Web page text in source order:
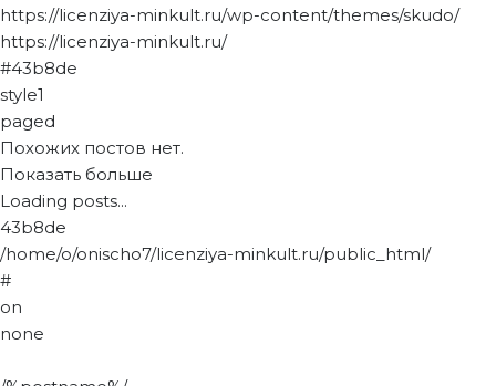
https://licenziya-minkult.ru/wp-content/themes/skudo/
https://licenziya-minkult.ru/
#43b8de
style1
paged
Похожих постов нет.
Показать больше
Loading posts...
43b8de
/home/o/onischo7/licenziya-minkult.ru/public_html/
#
on
none